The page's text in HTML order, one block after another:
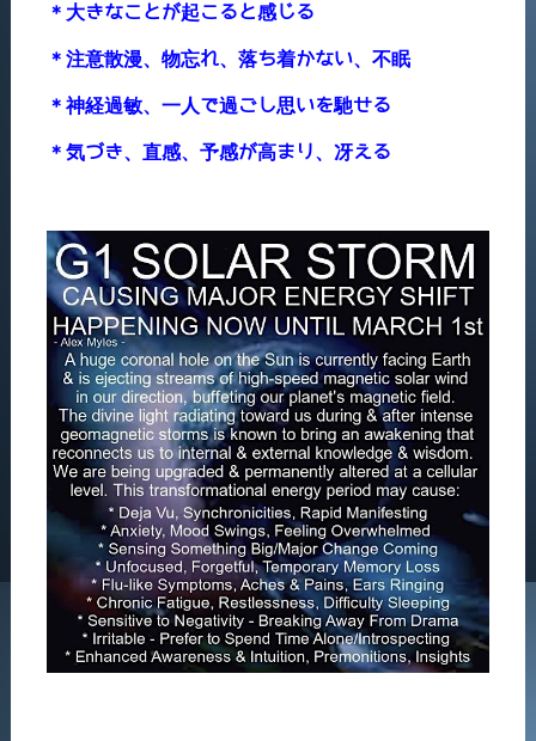
＊大きなことが起こると感じる
＊注意散漫、物忘れ、落ち着かない、不眠
＊神経過敏、一人で過ごし思いを馳せる
＊気づき、直感、予感が高まり、冴える